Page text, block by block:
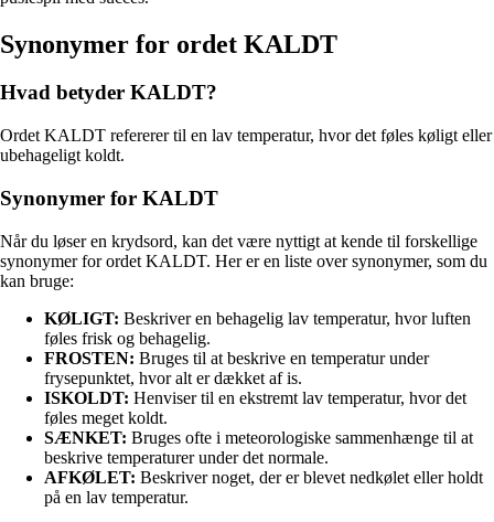
Synonymer for ordet KALDT
Hvad betyder KALDT?
Ordet KALDT refererer til en lav temperatur, hvor det føles køligt eller
ubehageligt koldt.
Synonymer for KALDT
Når du løser en krydsord, kan det være nyttigt at kende til forskellige
synonymer for ordet KALDT. Her er en liste over synonymer, som du
kan bruge:
KØLIGT: Beskriver en behagelig lav temperatur, hvor luften
føles frisk og behagelig.
FROSTEN: Bruges til at beskrive en temperatur under
frysepunktet, hvor alt er dækket af is.
ISKOLDT: Henviser til en ekstremt lav temperatur, hvor det
føles meget koldt.
SÆNKET: Bruges ofte i meteorologiske sammenhænge til at
beskrive temperaturer under det normale.
AFKØLET: Beskriver noget, der er blevet nedkølet eller holdt
på en lav temperatur.